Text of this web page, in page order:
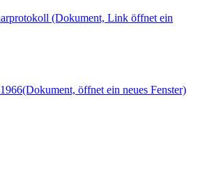
(Dokument, Link öffnet ein
(Dokument, öffnet ein neues Fenster)